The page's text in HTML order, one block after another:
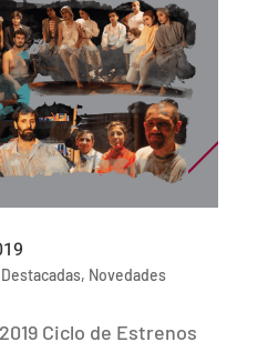
Destacadas, Novedades
Ciclo de Estrenos